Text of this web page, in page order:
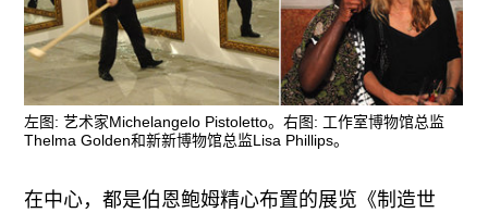
左图: 艺术家Michelangelo Pistoletto。右图: 工作室博物馆总监
Thelma Golden和新新博物馆总监Lisa Phillips。
在中心，都是伯恩鲍姆精心布置的展览《制造世